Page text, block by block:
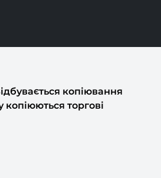
копіювання
торгові